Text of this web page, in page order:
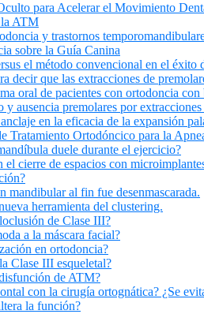
para Acelerar el Movimiento
la ATM
y trastornos
sobre la Guía Canina
el método convencional en el
decir que las extracciones de
oral de pacientes con ortodoncia con
y ausencia premolares por
en la eficacia de la expansión
Tratamiento Ortodóncico para la
duele durante el ejercicio?
el cierre de espacios con
mandibular al fin fue desenmascarada.
herramienta del clustering.
de Clase III?
a la máscara facial?
en ortodoncia?
Clase III esqueletal?
de ATM?
con la cirugía ortognática? ¿Se
la función?